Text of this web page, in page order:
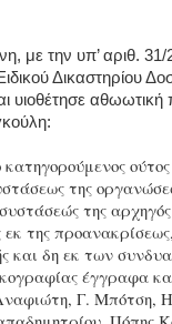
με την υπ’ αριθ.
Δικαστηρίου
υιοθέτησε
κατηγορούμενος
της
της
της
και δη εκ των
έγγραφα
Γ. Μπότση,